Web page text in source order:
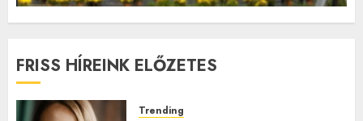
FRISS HÍREINK ELŐZETES
Trending